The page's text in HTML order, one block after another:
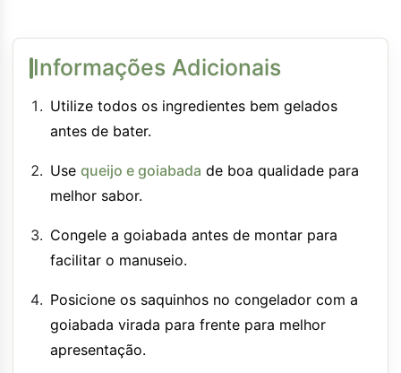
Informações Adicionais
Utilize todos os ingredientes bem gelados
antes de bater.
Use queijo e goiabada de boa qualidade para
melhor sabor.
Congele a goiabada antes de montar para
facilitar o manuseio.
Posicione os saquinhos no congelador com a
goiabada virada para frente para melhor
apresentação.